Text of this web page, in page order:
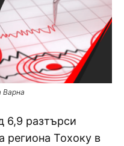
Варна
6,9 разтърси
региона Тохоку в